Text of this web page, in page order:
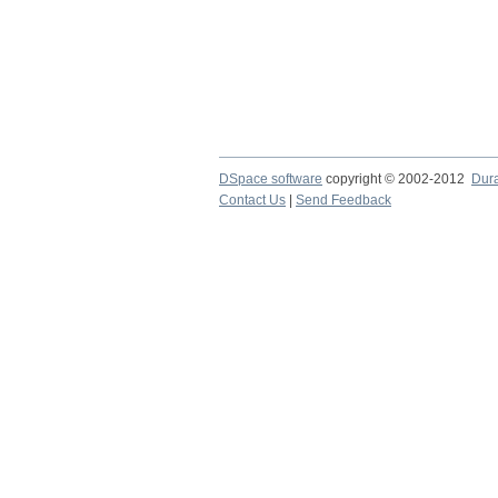
DSpace software copyright © 2002-2012
Contact Us
Send Feedback